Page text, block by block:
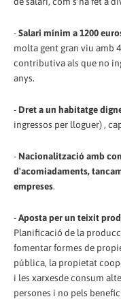
-Salari mínim a 1200
molta gent gran viu amb
contributiva als que no
anys.
- Dret a un habitatge
ingressos per lloguer) ,
- Nacionalització amb
d'acomiadaments,
empreses.
-Aposta per un teixit
Planificació de la
fomentar formes de
pública, la propietat
i les xarxesde consum
persones i no pels